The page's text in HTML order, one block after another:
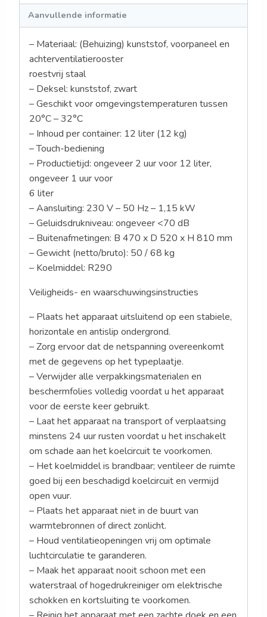
Aanvullende informatie
– Materiaal: (Behuizing) kunststof, voorpaneel en
achterventilatierooster
roestvrij staal
– Deksel: kunststof, zwart
– Geschikt voor omgevingstemperaturen tussen
20°C – 32°C
– Inhoud per container: 12 liter (12 kg)
– Touch-bediening
– Productietijd: ongeveer 2 uur voor 12 liter,
ongeveer 1 uur voor
6 liter
– Aansluiting: 230 V – 50 Hz – 1,15 kW
– Geluidsdrukniveau: ongeveer <70 dB
– Buitenafmetingen: B 470 x D 520 x H 810 mm
– Gewicht (netto/bruto): 50 / 68 kg
– Koelmiddel: R290
Veiligheids- en waarschuwingsinstructies
– Plaats het apparaat uitsluitend op een stabiele,
horizontale en antislip ondergrond.
– Zorg ervoor dat de netspanning overeenkomt
met de gegevens op het typeplaatje.
– Verwijder alle verpakkingsmaterialen en
beschermfolies volledig voordat u het apparaat
voor de eerste keer gebruikt.
– Laat het apparaat na transport of verplaatsing
minstens 24 uur rusten voordat u het inschakelt
om schade aan het koelcircuit te voorkomen.
– Het koelmiddel is brandbaar; ventileer de ruimte
goed bij een beschadigd koelcircuit en vermijd
open vuur.
– Plaats het apparaat niet in de buurt van
warmtebronnen of direct zonlicht.
– Houd ventilatieopeningen vrij om optimale
luchtcirculatie te garanderen.
– Maak het apparaat nooit schoon met een
waterstraal of hogedrukreiniger om elektrische
schokken en kortsluiting te voorkomen.